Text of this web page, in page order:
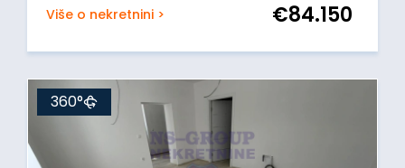
Više o nekretnini > €84.150
360°